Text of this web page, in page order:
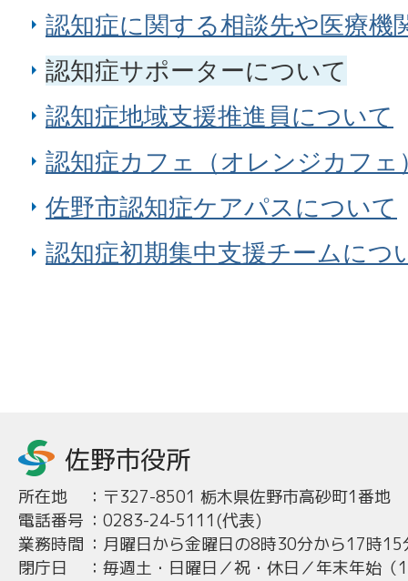
認知症に関する相談先や医療機
認知症サポーターについて
認知症地域支援推進員について
認知症カフェ（オレンジカフェ
佐野市認知症ケアパスについて
認知症初期集中支援チームにつ
所在地 ： 〒327-8501 栃木県佐野市高砂町1番地
電話番号 ： 0283-24-5111(代表)
業務時間 ： 月曜日から金曜日の8時30分から17時15
閉庁日
： 毎週土・日曜日／祝・休日／年末年始